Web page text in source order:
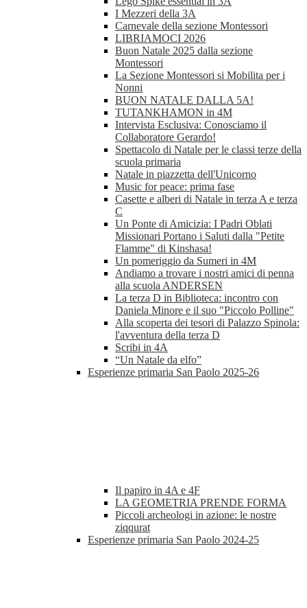
I Mezzeri della 3A
Carnevale della sezione Montessori
LIBRIAMOCI 2026
Buon Natale 2025 dalla sezione
Montessori
La Sezione Montessori si Mobilita per i
Nonni
BUON NATALE DALLA 5A!
TUTANKHAMON in 4M
Intervista Esclusiva: Conosciamo il
Collaboratore Gerardo!
Spettacolo di Natale per le classi terze della
scuola primaria
Natale in piazzetta dell'Unicorno
Music for peace: prima fase
Casette e alberi di Natale in terza A e terza
C
Un Ponte di Amicizia: I Padri Oblati
Missionari Portano i Saluti dalla "Petite
Flamme" di Kinshasa!
Un pomeriggio da Sumeri in 4M
Andiamo a trovare i nostri amici di penna
alla scuola ANDERSEN
La terza D in Biblioteca: incontro con
Daniela Minore e il suo "Piccolo Polline"
Alla scoperta dei tesori di Palazzo Spinola:
l'avventura della terza D
Scribi in 4A
“Un Natale da elfo”
Esperienze primaria San Paolo 2025-26
Il papiro in 4A e 4F
LA GEOMETRIA PRENDE FORMA
Piccoli archeologi in azione: le nostre
ziqqurat
Esperienze primaria San Paolo 2024-25